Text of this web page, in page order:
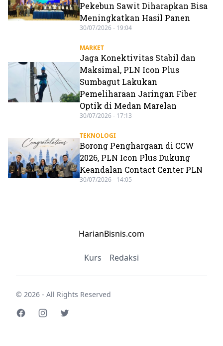
Pekebun Sawit Diharapkan Bisa
Meningkatkan Hasil Panen
30/07/2026 - 19:04
MARKET
Jaga Konektivitas Stabil dan
Maksimal, PLN Icon Plus
Sumbagut Lakukan
Pemeliharaan Jaringan Fiber
Optik di Medan Marelan
30/07/2026 - 17:13
TEKNOLOGI
Borong Penghargaan di CCW
2026, PLN Icon Plus Dukung
Keandalan Contact Center PLN
30/07/2026 - 14:05
HarianBisnis.com
Kurs Redaksi
© 2026 - All Rights Reserved